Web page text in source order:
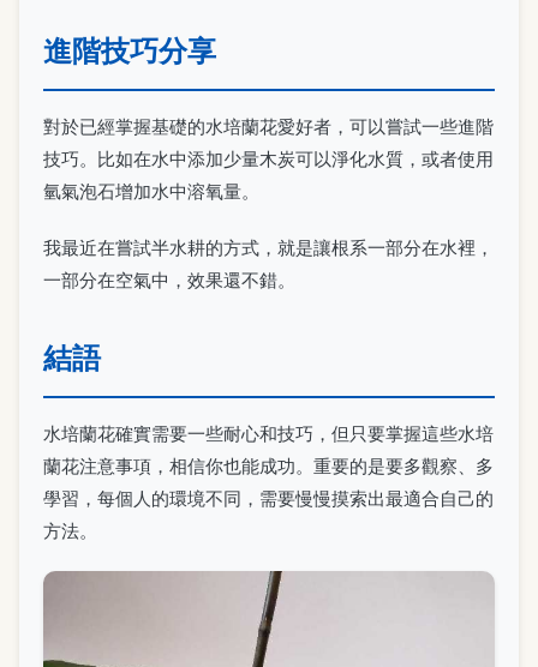
進階技巧分享
對於已經掌握基礎的水培蘭花愛好者，可以嘗試一些進階
技巧。比如在水中添加少量木炭可以淨化水質，或者使用
氫氣泡石增加水中溶氧量。
我最近在嘗試半水耕的方式，就是讓根系一部分在水裡，
一部分在空氣中，效果還不錯。
結語
水培蘭花確實需要一些耐心和技巧，但只要掌握這些水培
蘭花注意事項，相信你也能成功。重要的是要多觀察、多
學習，每個人的環境不同，需要慢慢摸索出最適合自己的
方法。